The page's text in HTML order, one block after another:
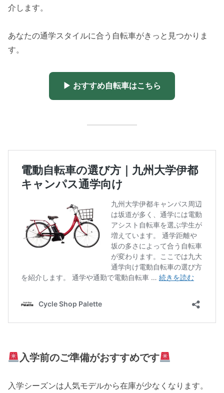
介します。
あなたの通学スタイルに合う自転車がきっと見つかりま
す。
▶ おすすめ自転車はこちら
入学前のご準備がおすすめです
入学シーズンは人気モデルから在庫が少なくなります。